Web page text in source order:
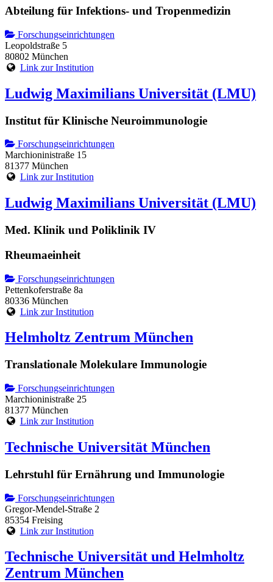
Abteilung für Infektions- und Tropenmedizin
Forschungseinrichtungen
Leopoldstraße 5
80802 München
Link zur Institution
Ludwig Maximilians Universität (LMU)
Institut für Klinische Neuroimmunologie
Forschungseinrichtungen
Marchioninistraße 15
81377 München
Link zur Institution
Ludwig Maximilians Universität (LMU)
Med. Klinik und Poliklinik IV
Rheumaeinheit
Forschungseinrichtungen
Pettenkoferstraße 8a
80336 München
Link zur Institution
Helmholtz Zentrum München
Translationale Molekulare Immunologie
Forschungseinrichtungen
Marchioninistraße 25
81377 München
Link zur Institution
Technische Universität München
Lehrstuhl für Ernährung und Immunologie
Forschungseinrichtungen
Gregor-Mendel-Straße 2
85354 Freising
Link zur Institution
Technische Universität und Helmholtz
Zentrum München